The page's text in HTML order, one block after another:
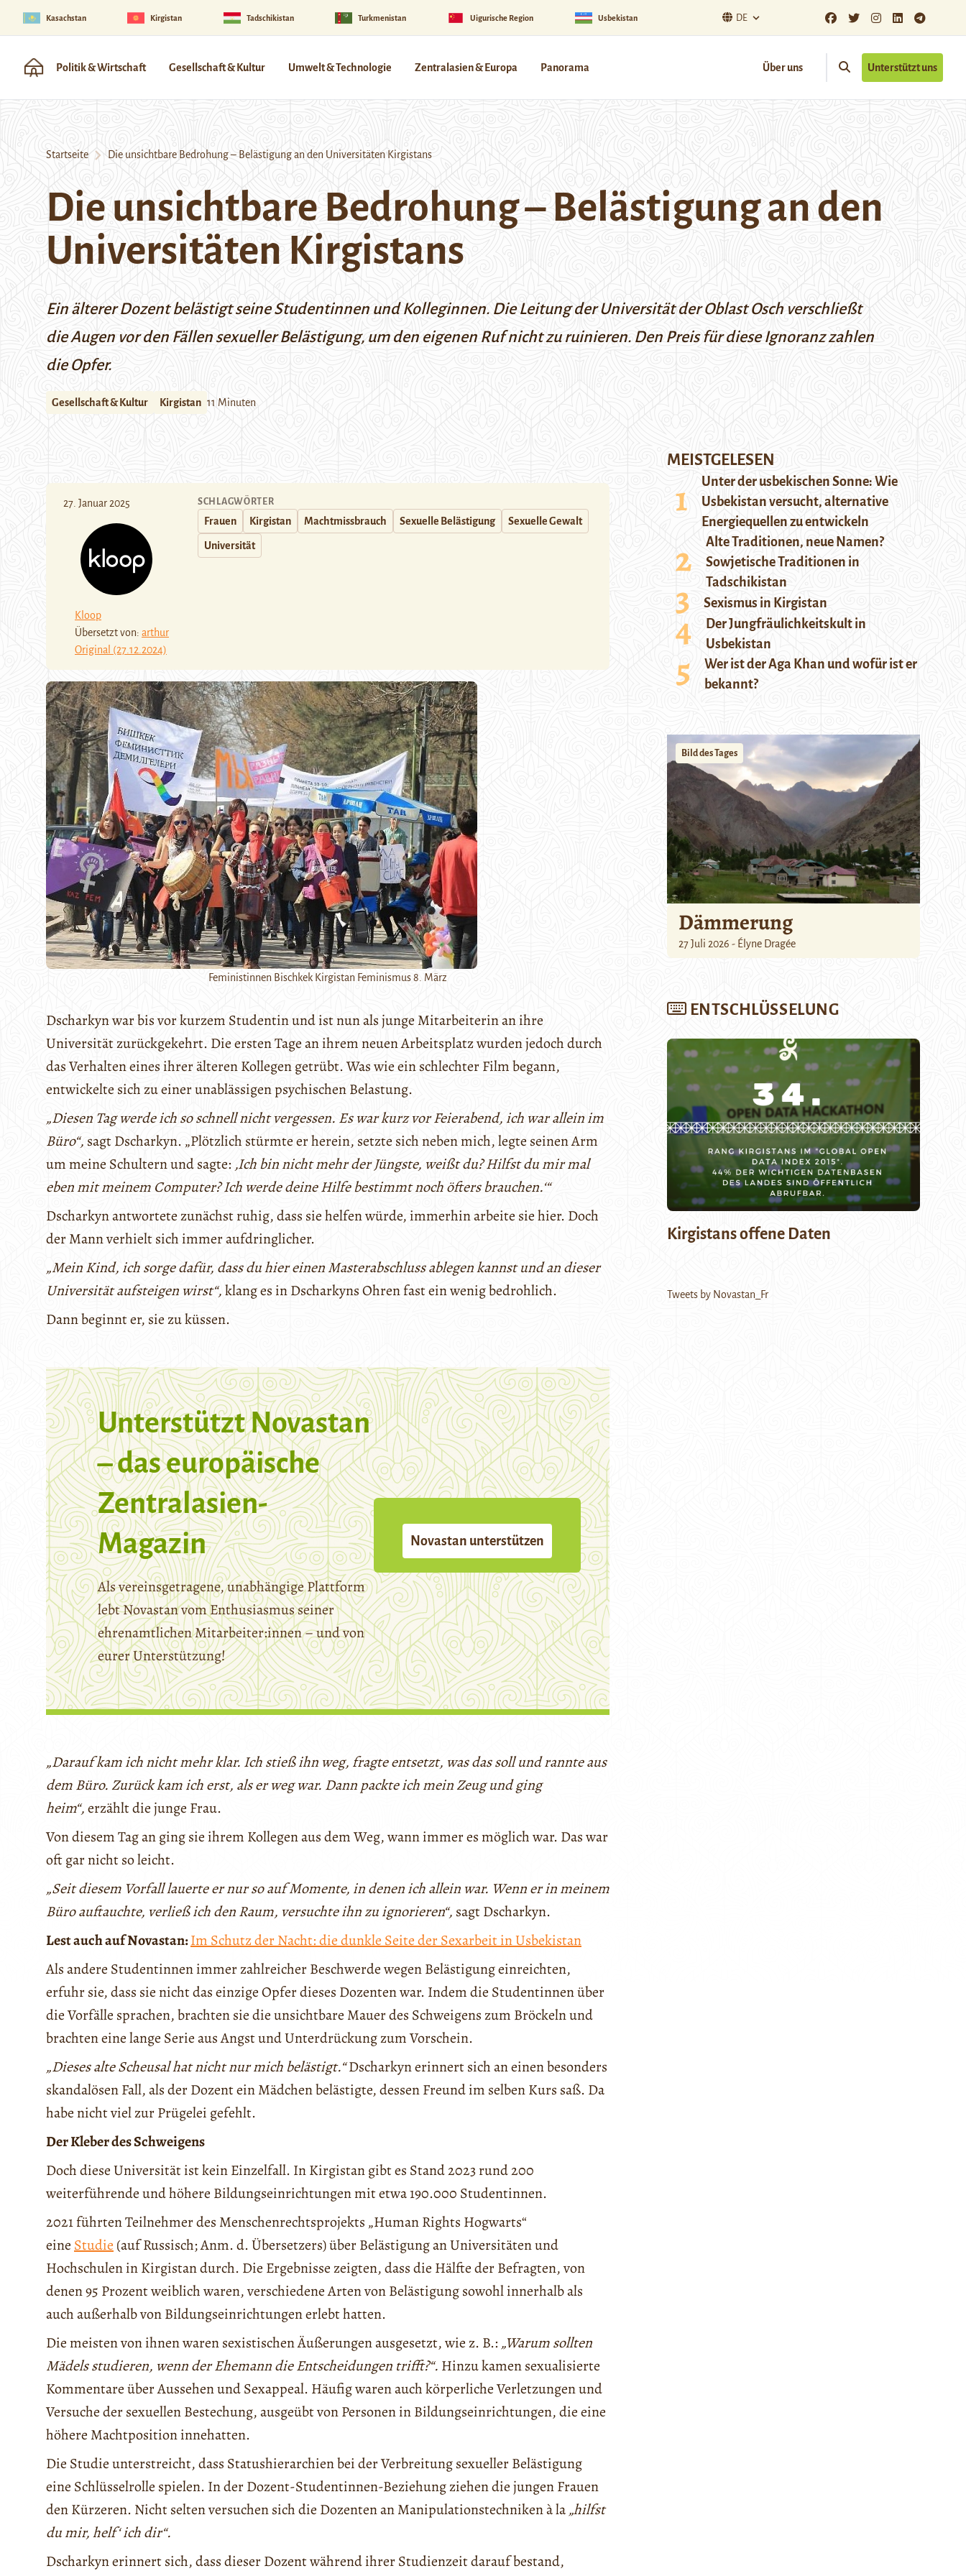
Kasachstan Kirgistan Tadschikistan Turkmenistan Uigurische Region Usbekistan DE
Politik & Wirtschaft Gesellschaft & Kultur Umwelt & Technologie Zentralasien & Europa Panorama Über uns Unterstützt uns
Startseite Die unsichtbare Bedrohung – Belästigung an den Universitäten Kirgistans
Die unsichtbare Bedrohung – Belästigung an den
Universitäten Kirgistans
Ein älterer Dozent belästigt seine Studentinnen und Kolleginnen. Die Leitung der Universität der Oblast Osch verschließt
die Augen vor den Fällen sexueller Belästigung, um den eigenen Ruf nicht zu ruinieren. Den Preis für diese Ignoranz zahlen
die Opfer.
Gesellschaft & Kultur Kirgistan 11 Minuten
27. Januar 2025
Kloop
Übersetzt von: arthur
Original (27.12.2024)
SCHLAGWÖRTER
Frauen Kirgistan Machtmissbrauch Sexuelle Belästigung Sexuelle Gewalt
Universität
Feministinnen Bischkek Kirgistan Feminismus 8. März
Dscharkyn war bis vor kurzem Studentin und ist nun als junge Mitarbeiterin an ihre
Universität zurückgekehrt. Die ersten Tage an ihrem neuen Arbeitsplatz wurden jedoch durch
das Verhalten eines ihrer älteren Kollegen getrübt. Was wie ein schlechter Film begann,
entwickelte sich zu einer unablässigen psychischen Belastung.
„Diesen Tag werde ich so schnell nicht vergessen. Es war kurz vor Feierabend, ich war allein im
Büro“, sagt Dscharkyn. „Plötzlich stürmte er herein, setzte sich neben mich, legte seinen Arm
um meine Schultern und sagte: ‚Ich bin nicht mehr der Jüngste, weißt du? Hilfst du mir mal
eben mit meinem Computer? Ich werde deine Hilfe bestimmt noch öfters brauchen.‘“
Dscharkyn antwortete zunächst ruhig, dass sie helfen würde, immerhin arbeite sie hier. Doch
der Mann verhielt sich immer aufdringlicher.
„Mein Kind, ich sorge dafür, dass du hier einen Masterabschluss ablegen kannst und an dieser
Universität aufsteigen wirst“,klang es in Dscharkyns Ohren fast ein wenig bedrohlich.
Dann beginnt er, sie zu küssen.
Unterstützt Novastan
– das europäische
Zentralasien-
Magazin
Als vereinsgetragene, unabhängige Plattform
lebt Novastan vom Enthusiasmus seiner
ehrenamtlichen Mitarbeiter:innen – und von
eurer Unterstützung!
Novastan unterstützen
„Darauf kam ich nicht mehr klar. Ich stieß ihn weg, fragte entsetzt, was das soll und rannte aus
dem Büro. Zurück kam ich erst, als er weg war. Dann packte ich mein Zeug und ging
heim“,erzählt die junge Frau.
Von diesem Tag an ging sie ihrem Kollegen aus dem Weg, wann immer es möglich war. Das war
oft gar nicht so leicht.
„Seit diesem Vorfall lauerte er nur so auf Momente, in denen ich allein war. Wenn er in meinem
Büro auftauchte, verließ ich den Raum, versuchte ihn zu ignorieren“, sagt Dscharkyn.
Lest auch auf Novastan:Im Schutz der Nacht: die dunkle Seite der Sexarbeit in Usbekistan
Als andere Studentinnen immer zahlreicher Beschwerde wegen Belästigung einreichten,
erfuhr sie, dass sie nicht das einzige Opfer dieses Dozenten war. Indem die Studentinnen über
die Vorfälle sprachen, brachten sie die unsichtbare Mauer des Schweigens zum Bröckeln und
brachten eine lange Serie aus Angst und Unterdrückung zum Vorschein.
„Dieses alte Scheusal hat nicht nur mich belästigt.“Dscharkyn erinnert sich an einen besonders
skandalösen Fall, als der Dozent ein Mädchen belästigte, dessen Freund im selben Kurs saß. Da
habe nicht viel zur Prügelei gefehlt.
Der Kleber des Schweigens
Doch diese Universität ist kein Einzelfall. In Kirgistan gibt es Stand 2023 rund 200
weiterführende und höhere Bildungseinrichtungen mit etwa 190.000 Studentinnen.
2021 führten Teilnehmer des Menschenrechtsprojekts „Human Rights Hogwarts“
eine Studie (auf Russisch; Anm. d. Übersetzers) über Belästigung an Universitäten und
Hochschulen in Kirgistan durch. Die Ergebnisse zeigten, dass die Hälfte der Befragten, von
denen 95 Prozent weiblich waren, verschiedene Arten von Belästigung sowohl innerhalb als
auch außerhalb von Bildungseinrichtungen erlebt hatten.
Die meisten von ihnen waren sexistischen Äußerungen ausgesetzt, wie z. B.: „Warum sollten
Mädels studieren, wenn der Ehemann die Entscheidungen trifft?“. Hinzu kamen sexualisierte
Kommentare über Aussehen und Sexappeal. Häufig waren auch körperliche Verletzungen und
Versuche der sexuellen Bestechung, ausgeübt von Personen in Bildungseinrichtungen, die eine
höhere Machtposition innehatten.
Die Studie unterstreicht, dass Statushierarchien bei der Verbreitung sexueller Belästigung
eine Schlüsselrolle spielen. In der Dozent-Studentinnen-Beziehung ziehen die jungen Frauen
den Kürzeren. Nicht selten versuchen sich die Dozenten an Manipulationstechniken à la„hilfst
du mir, helf‘ ich dir“.
Dscharkyn erinnert sich, dass dieser Dozent während ihrer Studienzeit darauf bestand,
MEISTGELESEN
Unter der usbekischen Sonne: Wie
Usbekistan versucht, alternative
Energiequellen zu entwickeln
Alte Traditionen, neue Namen?
Sowjetische Traditionen in
Tadschikistan
Sexismus in Kirgistan
Der Jungfräulichkeitskult in
Usbekistan
Wer ist der Aga Khan und wofür ist er
bekannt?
Bild des Tages
Dämmerung
27 Juli 2026 - Élyne Dragée
ENTSCHLÜSSELUNG
Kirgistans offene Daten
Tweets by Novastan_Fr